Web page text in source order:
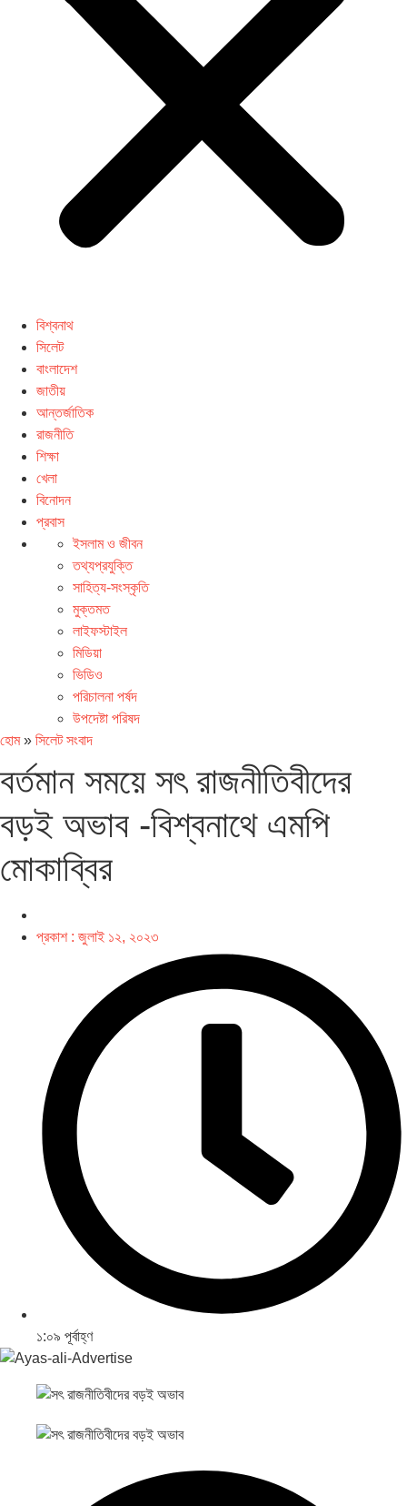
বিশ্বনাথ
সিলেট
বাংলাদেশ
জাতীয়
আন্তর্জাতিক
রাজনীতি
শিক্ষা
খেলা
বিনোদন
প্রবাস
ইসলাম ও জীবন
তথ্যপ্রযুক্তি
সাহিত্য-সংস্কৃতি
মুক্তমত
লাইফস্টাইল
মিডিয়া
ভিডিও
পরিচালনা পর্ষদ
উপদেষ্টা পরিষদ
হোম» সিলেট সংবাদ
বর্তমান সময়ে সৎ রাজনীতিবীদের
বড়ই অভাব -বিশ্বনাথে এমপি
মোকাব্বির
প্রকাশ : জুলাই ১২, ২০২৩
১:০৯ পূর্বাহ্ণ